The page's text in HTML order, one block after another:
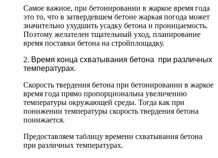
Самое важное, при бетонировании в жаркое время года
это то, что в затвердевшем бетоне жаркая погода может
значительно ухудшить усадку бетона и проницаемость.
Поэтому желателен тщательный уход, планирование
время поставки бетона на стройплощадку.
2. Время конца схватывания бетона при различных
температурах.
Скорость твердения бетона при бетонировании в жаркое
время года прямо пропорциональна увеличению
температуры окружающей среды. Тогда как при
понижении температуры скорость твердения бетона
понижается.
Предоставляем таблицу времени схватывания бетона
при различных температурах.